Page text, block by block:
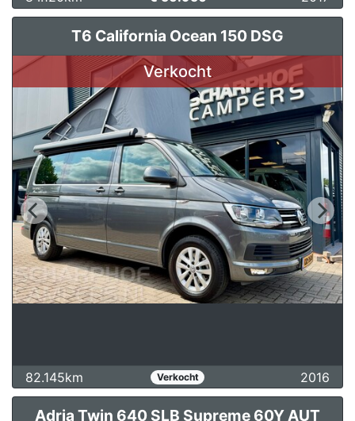
T6 California Ocean 150 DSG
Verkocht
82.145km Verkocht 2016
Adria Twin 640 SLB Supreme 60Y AUT